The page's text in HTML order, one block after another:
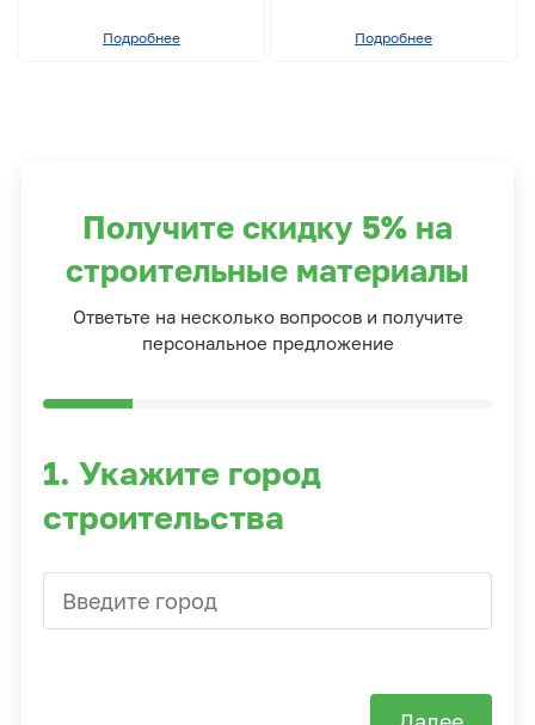
Подробнее Подробнее
Получите скидку 5% на
строительные материалы
Ответьте на несколько вопросов и получите
персональное предложение
1. Укажите город
строительства